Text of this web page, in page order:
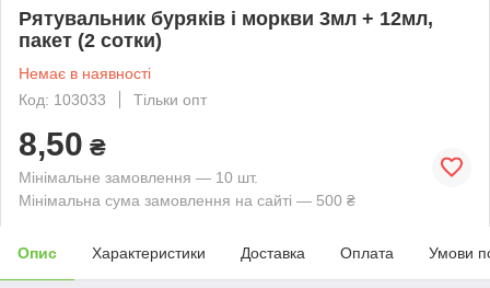
Рятувальник буряків і моркви 3мл + 12мл,
пакет (2 сотки)
Немає в наявності
Код: 103033
Тільки опт
8,50 ₴
Мінімальне замовлення — 10 шт.
Мінімальна сума замовлення на сайті — 500 ₴
Опис Характеристики Доставка Оплата Умови